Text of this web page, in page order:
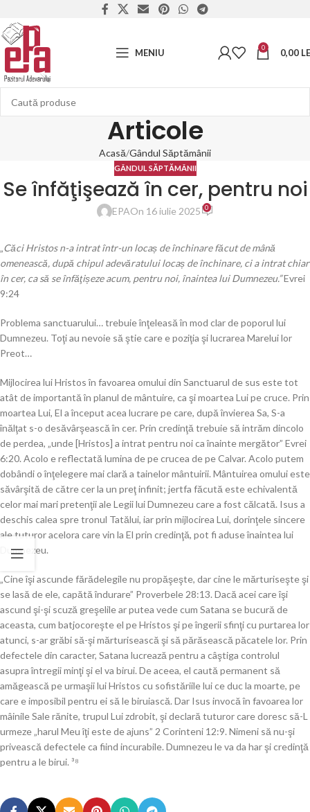
MENIU 0 0,00
Articole
Acasă Gândul Săptămânii
GÂNDUL SĂPTĂMÂNII
Se înfăţişează în cer, pentru noi
EPAOn 16 iulie 2025 0
„Căci Hristos n-a intrat într-un locaș de închinare făcut de mână
omenească, după chipul adevăratului locaș de închinare, ci a intrat chiar
în cer, ca să se înfăţișeze acum, pentru noi, înaintea lui Dumnezeu.”Evrei
9:24
Problema sanctuarului… trebuie înţeleasă în mod clar de poporul lui
Dumnezeu. Toţi au nevoie să ştie care e poziţia şi lucrarea Marelui lor
Preot…
Mijlocirea lui Hristos în favoarea omului din Sanctuarul de sus este tot
atât de importantă în planul de mântuire, ca şi moartea Lui pe cruce. Prin
moartea Lui, El a început acea lucrare pe care, după învierea Sa, S-a
înălţat s-o desăvârşească în cer. Prin credinţă trebuie să intrăm dincolo
de perdea, „unde [Hristos] a intrat pentru noi ca înainte mergător” Evrei
6:20. Acolo e reflectată lumina de pe crucea de pe Calvar. Acolo putem
dobândi o înţelegere mai clară a tainelor mântuirii. Mântuirea omului este
săvârşită de către cer la un preţ infinit; jertfa făcută este echivalentă
celor mai mari pretenţii ale Legii lui Dumnezeu care a fost călcată. Isus a
deschis calea spre tronul Tatălui, iar prin mijlocirea Lui, dorinţele sincere
ale tuturor acelora care vin la El prin credinţă, pot fi aduse înaintea lui
Dumnezeu.
„Cine îşi ascunde fărădelegile nu propăşeşte, dar cine le mărturiseşte şi
se lasă de ele, capătă îndurare” Proverbele 28:13. Dacă acei care îşi
ascund şi-şi scuză greşelile ar putea vede cum Satana se bucură de
aceasta, cum batjocoreşte el pe Hristos şi pe îngerii sfinţi cu purtarea lor
atunci, s-ar grăbi să-şi mărturisească şi să părăsească păcatele lor. Prin
defectele din caracter, Satana lucrează pentru a câştiga controlul
asupra întregii minţi şi el va birui. De aceea, el caută permanent să
amăgească pe urmaşii lui Hristos cu sofistăriile lui ce duc la moarte, pe
care e imposibil pentru ei să le biruiască. Dar Isus invocă în favoarea lor
mâinile Sale rănite, trupul Lui zdrobit, şi declară tuturor care doresc să-L
urmeze „harul Meu îţi este de ajuns” 2 Corinteni 12:9. Nimeni să nu-şi
privească defectele ca fiind incurabile. Dumnezeu le va da har şi credinţă
pentru a le birui. ³⁸